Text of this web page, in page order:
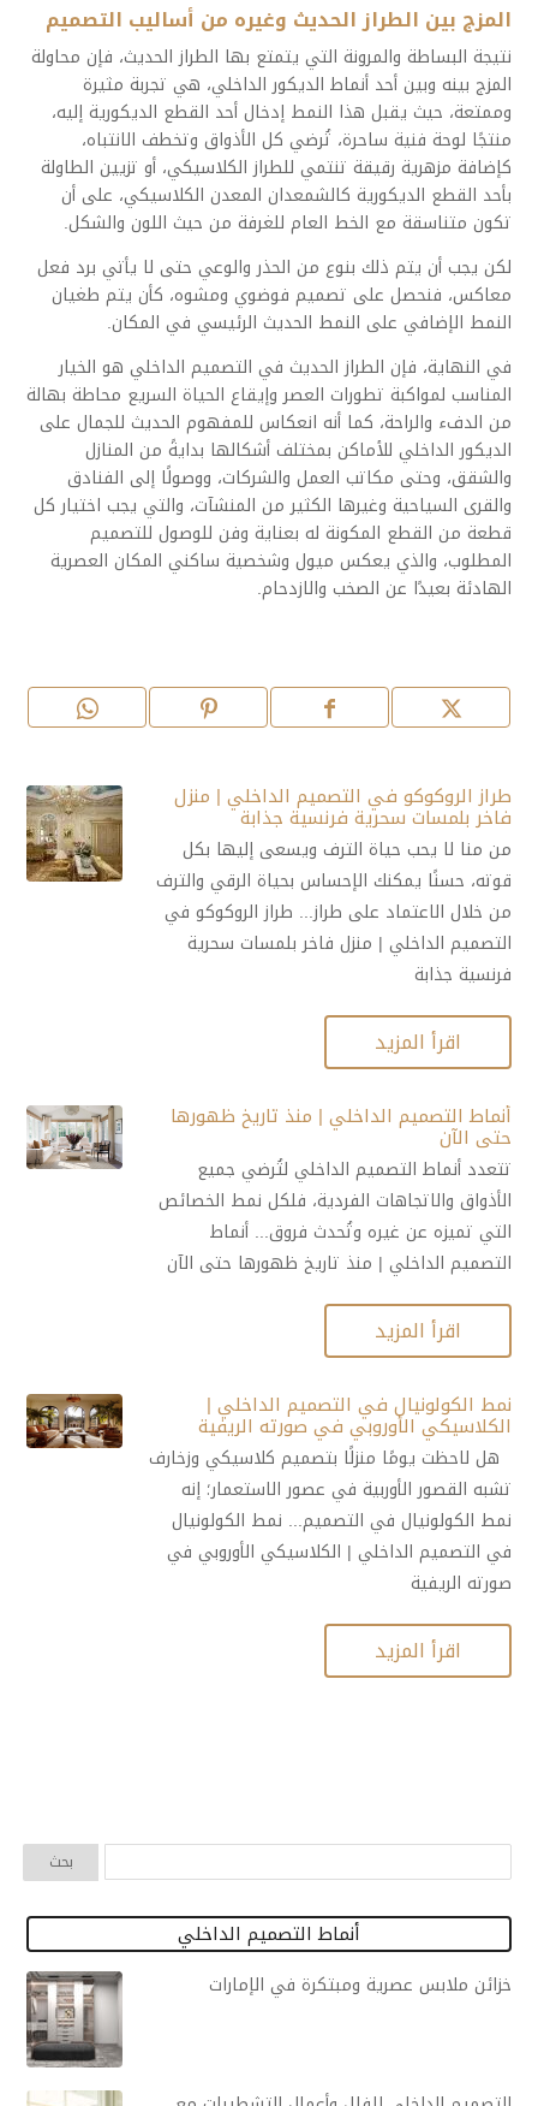
المزج بين الطراز الحديث وغيره من أساليب التصميم
نتيجة البساطة والمرونة التي يتمتع بها الطراز الحديث، فإن محاولة
المزج بينه وبين أحد أنماط الديكور الداخلي، هي تجربة مثيرة
وممتعة، حيث يقبل هذا النمط إدخال أحد القطع الديكورية إليه،
منتجًا لوحة فنية ساحرة، تُرضي كل الأذواق وتخطف الانتباه،
كإضافة مزهرية رقيقة تنتمي للطراز الكلاسيكي، أو تزيين الطاولة
بأحد القطع الديكورية كالشمعدان المعدن الكلاسيكي، على أن
تكون متناسقة مع الخط العام للغرفة من حيث اللون والشكل.
لكن يجب أن يتم ذلك بنوع من الحذر والوعي حتى لا يأتي برد فعل
معاكس، فنحصل على تصميم فوضوي ومشوه، كأن يتم طغيان
النمط الإضافي على النمط الحديث الرئيسي في المكان.
في النهاية، فإن الطراز الحديث في التصميم الداخلي هو الخيار
المناسب لمواكبة تطورات العصر وإيقاع الحياة السريع محاطة بهالة
من الدفء والراحة، كما أنه انعكاس للمفهوم الحديث للجمال على
الديكور الداخلي للأماكن بمختلف أشكالها بدايةً من المنازل
والشقق، وحتى مكاتب العمل والشركات، ووصولًا إلى الفنادق
والقرى السياحية وغيرها الكثير من المنشآت، والتي يجب اختيار كل
قطعة من القطع المكونة له بعناية وفن للوصول للتصميم
المطلوب، والذي يعكس ميول وشخصية ساكني المكان العصرية
الهادئة بعيدًا عن الصخب والازدحام.
طراز الروكوكو في التصميم الداخلي | منزل
فاخر بلمسات سحرية فرنسية جذابة
من منا لا يحب حياة الترف ويسعى إليها بكل
قوته، حسنًا يمكنك الإحساس بحياة الرقي والترف
من خلال الاعتماد على طراز... طراز الروكوكو في
التصميم الداخلي | منزل فاخر بلمسات سحرية
فرنسية جذابة
اقرأ المزيد
أنماط التصميم الداخلي | منذ تاريخ ظهورها
حتى الآن
تتعدد أنماط التصميم الداخلي لتُرضي جميع
الأذواق والاتجاهات الفردية، فلكل نمط الخصائص
التي تميزه عن غيره وتُحدث فروق... أنماط
التصميم الداخلي | منذ تاريخ ظهورها حتى الآن
اقرأ المزيد
نمط الكولونيال في التصميم الداخلي |
الكلاسيكي الأوروبي في صورته الريفية
هل لاحظت يومًا منزلًا بتصميم كلاسيكي وزخارف
تشبه القصور الأوربية في عصور الاستعمار؛ إنه
نمط الكولونيال في التصميم... نمط الكولونيال
في التصميم الداخلي | الكلاسيكي الأوروبي في
صورته الريفية
اقرأ المزيد
أنماط التصميم الداخلي
خزائن ملابس عصرية ومبتكرة في الإمارات